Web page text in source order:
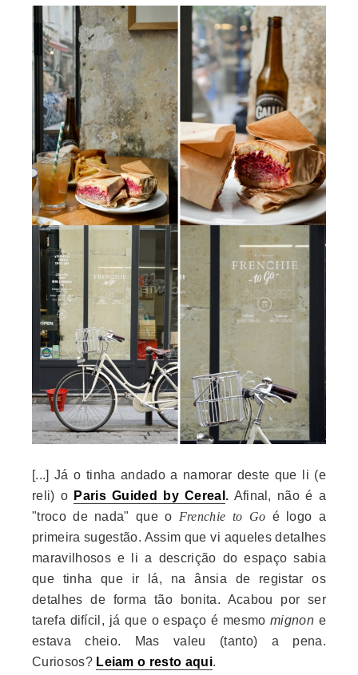
[...] Já o tinha andado a namorar deste que li (e
reli) o Paris Guided by Cereal . Afinal, não é a
"troco de nada" que o Frenchie to Go é logo a
primeira sugestão. Assim que vi aqueles detalhes
maravilhosos e li a descrição do espaço sabia
que tinha que ir lá, na ânsia de registar os
detalhes de forma tão bonita. Acabou por ser
tarefa difícil, já que o espaço é mesmomignon e
estava cheio. Mas valeu (tanto) a pena.
Curiosos? Leiam o resto aqui.